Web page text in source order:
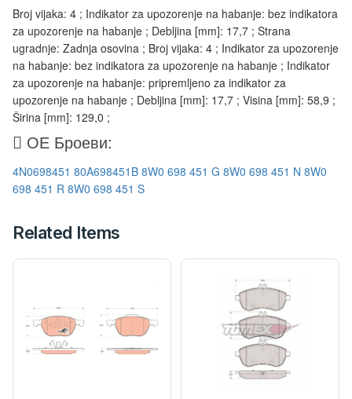
Broj vijaka: 4 ; Indikator za upozorenje na habanje: bez indikatora
za upozorenje na habanje ; Debljina [mm]: 17,7 ; Strana
ugradnje: Zadnja osovina ; Broj vijaka: 4 ; Indikator za upozorenje
na habanje: bez indikatora za upozorenje na habanje ; Indikator
za upozorenje na habanje: pripremljeno za indikator za
upozorenje na habanje ; Debljina [mm]: 17,7 ; Visina [mm]: 58,9 ;
Širina [mm]: 129,0 ;
ОЕ Броеви:
4N0698451 80A698451B 8W0 698 451 G 8W0 698 451 N 8W0
698 451 R 8W0 698 451 S
Related Items